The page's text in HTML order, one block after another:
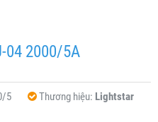
04 2000/5A
5 Thương hiệu: Lightstar